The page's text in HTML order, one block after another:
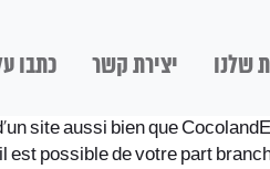
שלנו יצירת קשר כתבו
site aussi bien que
est possible de votre part